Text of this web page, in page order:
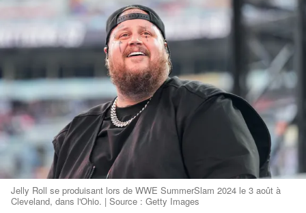
Jelly Roll se produisant lors de WWE SummerSlam 2024 le 3 août à
Cleveland, dans l'Ohio. | Source : Getty Images